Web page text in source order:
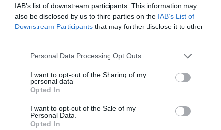
IAB’s list of downstream participants. This information may
also be disclosed by us to third parties on the IAB’s List of
Downstream Participants that may further disclose it to other
Personal Data Processing Opt Outs
I want to opt-out of the Sharing of my
personal data.
Opted In
I want to opt-out of the Sale of my
Personal Data.
Opted In